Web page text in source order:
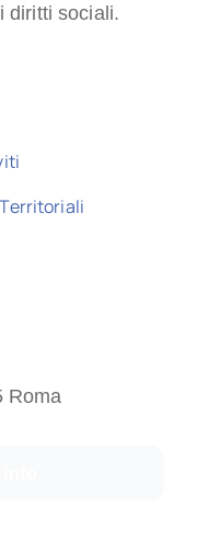
diritti sociali.
Roma